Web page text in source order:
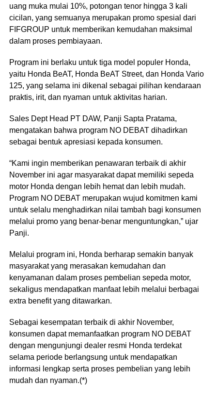
uang muka mulai 10%, potongan tenor hingga 3 kali
cicilan, yang semuanya merupakan promo spesial dari
FIFGROUP untuk memberikan kemudahan maksimal
dalam proses pembiayaan.
Program ini berlaku untuk tiga model populer Honda,
yaitu Honda BeAT, Honda BeAT Street, dan Honda Vario
125, yang selama ini dikenal sebagai pilihan kendaraan
praktis, irit, dan nyaman untuk aktivitas harian.
Sales Dept Head PT DAW, Panji Sapta Pratama,
mengatakan bahwa program NO DEBAT dihadirkan
sebagai bentuk apresiasi kepada konsumen.
“Kami ingin memberikan penawaran terbaik di akhir
November ini agar masyarakat dapat memiliki sepeda
motor Honda dengan lebih hemat dan lebih mudah.
Program NO DEBAT merupakan wujud komitmen kami
untuk selalu menghadirkan nilai tambah bagi konsumen
melalui promo yang benar-benar menguntungkan,” ujar
Panji.
Melalui program ini, Honda berharap semakin banyak
masyarakat yang merasakan kemudahan dan
kenyamanan dalam proses pembelian sepeda motor,
sekaligus mendapatkan manfaat lebih melalui berbagai
extra benefit yang ditawarkan.
Sebagai kesempatan terbaik di akhir November,
konsumen dapat memanfaatkan program NO DEBAT
dengan mengunjungi dealer resmi Honda terdekat
selama periode berlangsung untuk mendapatkan
informasi lengkap serta proses pembelian yang lebih
mudah dan nyaman.(*)